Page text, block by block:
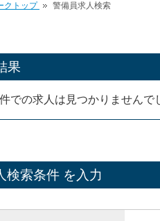
クトップ 警備員求人検索
果
での求人は見つかりませんで
検索条件 を入力